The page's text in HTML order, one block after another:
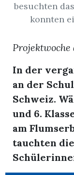
besuchten
konnten
In der
an der
Schweiz.
und 6.
am
tauchten